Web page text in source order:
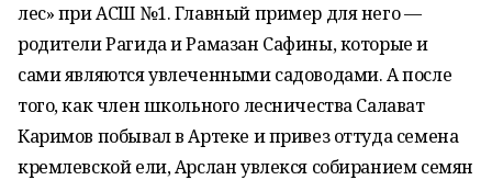
лес» при АСШ №1. Главный пример для него —
родители Рагида и Рамазан Сафины, которые и
сами являются увлеченными садоводами. А после
того, как член школьного лесничества Салават
Каримов побывал в Артеке и привез оттуда семена
кремлевской ели, Арслан увлекся собиранием семян